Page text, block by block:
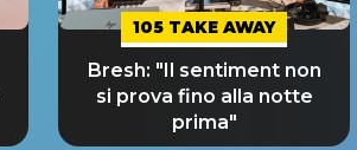
105 TAKE AWAY
Bresh: "Il sentiment non
si prova fino alla notte
prima"